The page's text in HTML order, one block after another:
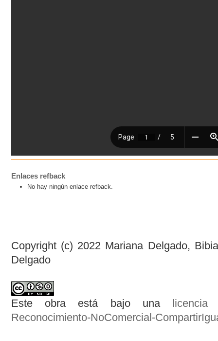
Enlaces refback
No hay ningún enlace refback.
Copyright (c) 2022 Mariana Delgado,
Delgado
Este obra está bajo una licencia
Reconocimiento-NoComercial-